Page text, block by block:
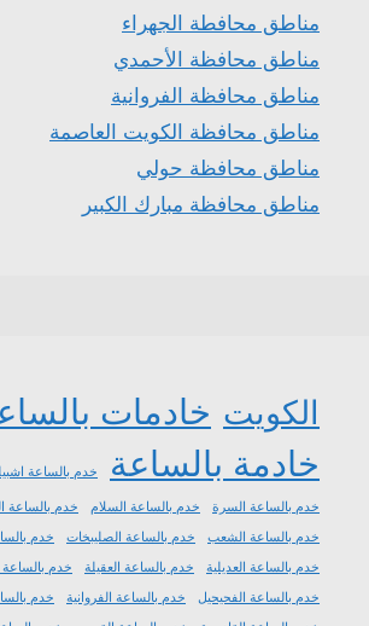
مناطق محافطة الجهراء
مناطق محافظة الأحمدي
مناطق محافظة الفروانية
مناطق محافظة الكويت العاصمة
مناطق محافظة حولي
مناطق محافظة مبارك الكبير
الكويت خادمات
خادمة بالساعة
خدم بالساعة
خدم بالساعة السرة خدم بالساعة السلام
خدم بالساعة
خدم بالساعة الشعب
خدم بالساعة الصليبخات
خدم
خدم بالساعة العديلية
خدم بالساعة العقيلة
خدم بالساعة
خدم بالساعة الفحيحيل
خدم بالساعة الفروانية
خدم